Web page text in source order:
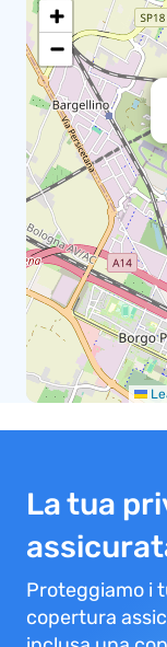
+
−
La tua
Proteggiamo i
copertura